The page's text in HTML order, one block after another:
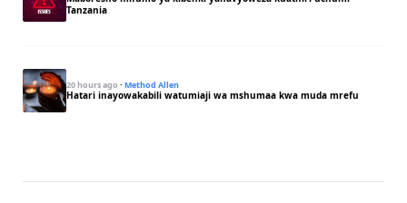
Tanzania
20 hours ago · Method Allen
Hatari inayowakabili watumiaji wa mshumaa kwa muda mrefu